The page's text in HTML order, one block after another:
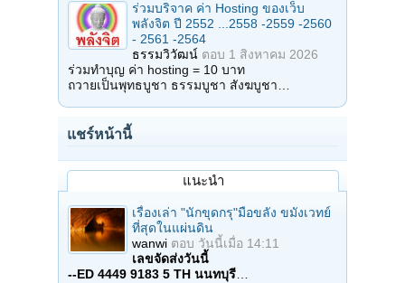
ร่วมบริจาค ค่า Hosting ของเว็บ
พลังจิต ปี 2552 ...2558 -2559 -2560
- 2561 -2564
ธรรมวิวัฒน์ ตอบ 1 สิงหาคม 2026
ร่วมทำบุญ ค่า hosting = 10 บาท
ถวายเป็นพุทธบูชา ธรรมบูชา สังฆบูชา…
แชร์หน้านี้
แนะนำ
เรื่องเล่า "นักขุดกรุ"มือขลัง ขมังเวทย์
ที่สุดในแผ่นดิน
wanwi ตอบ วันนี้เมื่อ 14:11
เลขจัดส่งวันนี้
--ED 4449 9183 5 TH นนทบุรี…